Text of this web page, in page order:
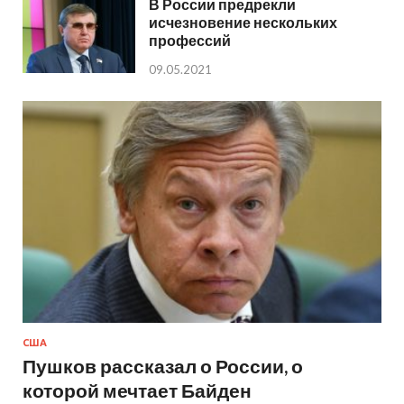
В России предрекли
исчезновение нескольких
профессий
09.05.2021
США
Пушков рассказал о России, о
которой мечтает Байден